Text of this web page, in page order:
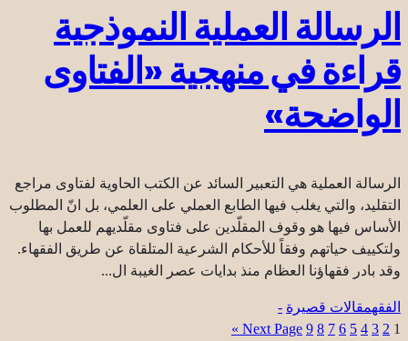
الرسالة العملية النموذجية
قراءة في منهجية «الفتاوى
الواضحة»
الرسالة العملية هي التعبير السائد عن الكتب الحاوية لفتاوى مراجع
التقليد، والتي يغلب فيها الطابع العملي على العلمي، بل انّ المطلوب
الأساس فيها هو وقوف المقلّدين على فتاوى مقلّديهم للعمل بها
ولتكييف حياتهم وفقاً للأحكام الشرعية المتلقاة عن طريق الفقهاء.
وقد بادر فقهاؤنا العظام منذ بدايات عصر الغيبة ال...
الفقهمقالات قصيرة -
1
2
3
4
5
6
7
8
9
Next Page »